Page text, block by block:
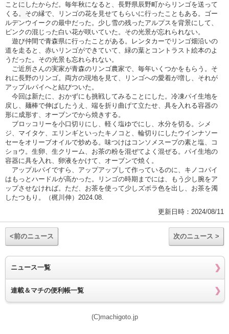
ことにしたからだ。毎年秋になると、長野県辰野町からリンゴを送って
くる。その縁で、リンゴの花を見せてもらいに行ったこともある。ゴー
ルデンウイークの最中だった。少し雪の残ったアルプスを背景にして、
ピンクの混じった白い花が咲いていた。その光景が忘れられない。
遊び仲間で青森県に行ったことがある。レンタカーでリンゴ畑沿いの
道を走ると、赤いリンゴができていて、緑の葉とコントラスト絵本のよ
うだった。その光景も忘れられない。
ご近所さんの実家が青森のリンゴ農家で、毎年いくつかをもらう。そ
れに長野のリンゴ。両方の現地を見て、リンゴへの愛着が増し、それが
アップルパイへと結びついた。
今回は新たに、おかずにも挑戦してみることにした。冷凍パイ生地を
戻し、麺棒で伸ばしたうえ、端を折り曲げて立たせ、具を入れる容器の
形に成形す、オーブンでから焼きする。
ブロッコリーを小口切りにし、軽く塩ゆでにし、水分を切る。シメ
ジ、マイタケ、エリンギといったキノコと、輪切りにしたウインナソー
セーをオリーブオイルで炒める。味つけはコンソメスープの素と塩、コ
ショウ。生卵、生クリーム、お茶の粉を混ぜてよく混ぜる。パイ生地の
容器に具を入れ、卵液をかけて、オーブンで焼く。
アップルパイですら、アップアップして作っているのに、キノコパイ
はもっとハードルが高かった。リンゴの時期までには、もう少し腕をア
ップさせなければ。ただ、お茶を使って少しズボラ色を出し、お茶を濁
したつもり。（梶川伸）2024.08.
更新日時：2024/08/11
<前のニュース 次のニュース >
ニュース一覧
連載＆マチの便利帳一覧
(C)machigoto.jp